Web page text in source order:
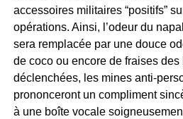
accessoires militaires “positifs”
opérations. Ainsi, l’odeur du
sera remplacée par une douce
de coco ou encore de fraises des
déclenchées, les mines anti-
prononceront un compliment
à une boîte vocale